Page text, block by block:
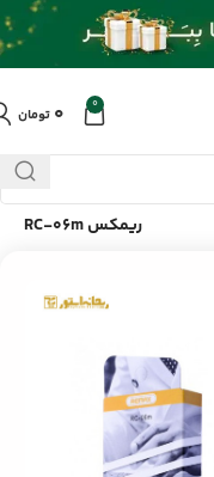
0 ۰ تومان
کابل تبدیل USB به Micro-B
ریمکس RC-06m